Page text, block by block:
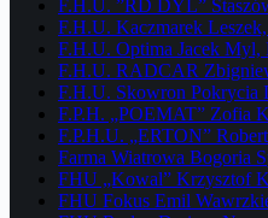
F.H.U. ”RD DYL”
F.H.U. Kaczmarek
F.H.U. Optima Jacek Myl,
F.H.U. RADCAR
F.H.U. Skowron Pokrycia
F.P.H. „POEMAT” Zofia
F.P.H.U. „ERTON”
Farma Wiatrowa Bogoria
FHU „Kowal” Krzysztof
FHU Fokus Emil